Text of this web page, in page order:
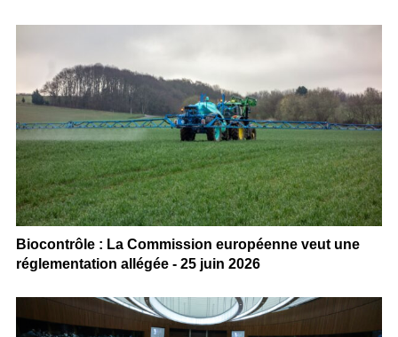
Biocontrôle : La Commission européenne veut une
réglementation allégée - 25 juin 2026